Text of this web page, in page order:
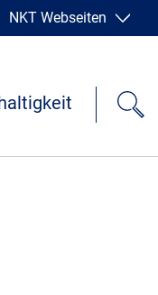
NKT Webseiten